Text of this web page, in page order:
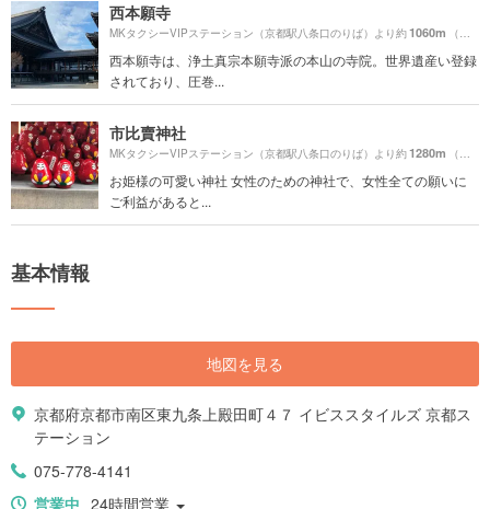
西本願寺
MKタクシーVIPステーション（京都駅八条口のりば）より約1060m （徒歩18分）
西本願寺は、浄土真宗本願寺派の本山の寺院。世界遺産い登録
されており、圧巻...
市比賣神社
MKタクシーVIPステーション（京都駅八条口のりば）より約1280m （徒歩22分）
お姫様の可愛い神社 女性のための神社で、女性全ての願いに
ご利益があると...
基本情報
地図を見る
京都府京都市南区東九条上殿田町４７ イビススタイルズ 京都ス
テーション
075-778-4141
営業中 24時間営業